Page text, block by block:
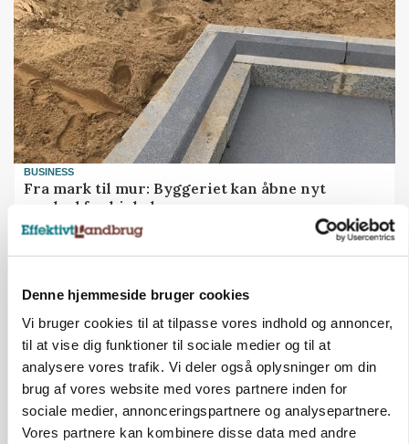
Denne hjemmeside bruger cookies
Vi bruger cookies til at tilpasse vores indhold og annoncer,
til at vise dig funktioner til sociale medier og til at
analysere vores trafik. Vi deler også oplysninger om din
brug af vores website med vores partnere inden for
sociale medier, annonceringspartnere og analysepartnere.
Vores partnere kan kombinere disse data med andre
BUSINESS
Fra mark til mur: Byggeriet kan åbne nyt
marked for biokul
Loading...